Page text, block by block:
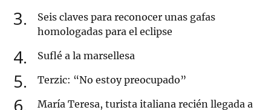
3
Seis claves para reconocer unas gafas
homologadas para el eclipse
4 Suflé a la marsellesa
5 Terzic: “No estoy preocupado”
6
María Teresa, turista italiana recién llegada a